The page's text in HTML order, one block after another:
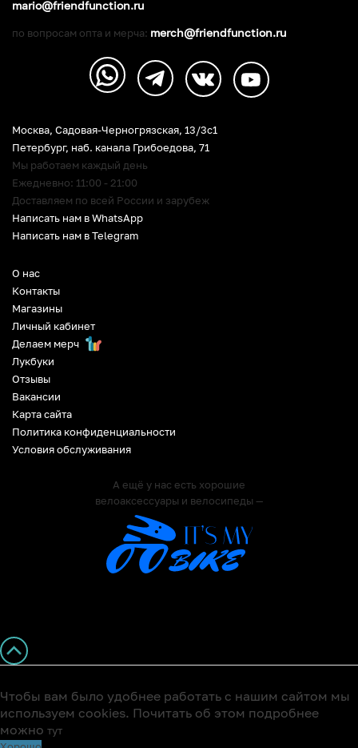
О нас
Контакты
Магазины
Личный кабинет
Делаем мерч
Лукбуки
Отзывы
Вакансии
Карта сайта
Политика конфиденциальности
Условия обслуживания
А ещё у нас есть хорошие
велоаксессуары и велосипеды —
Москва, Садовая-Черногрязская, 13/3c1
Петербург, наб. канала Грибоедова, 71
Мы работаем каждый день
Ежедневно: 11:00 - 21:00
Доставляем по всей России и зарубеж
Написать нам в WhatsApp
Написать нам в Telegram
mario@friendfunction.ru
по вопросам опта и мерча: merch@friendfunction.ru
Чтобы вам было удобнее работать с нашим сайтом мы
используем cookies. Почитать об этом подробнее
можно тут